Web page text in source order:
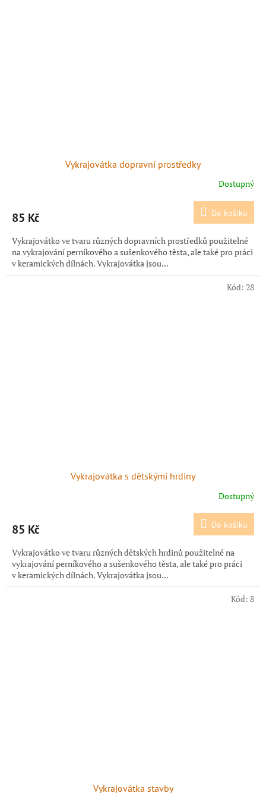
Vykrajovátka dopravní prostředky
Dostupný
85 Kč Do košíku
Vykrajovátko ve tvaru různých dopravních prostředků použitelné
na vykrajování perníkového a sušenkového těsta, ale také pro práci
v keramických dílnách. Vykrajovátka jsou...
Vykrajovátka s dětskými hrdiny
Dostupný
85 Kč Do košíku
Vykrajovátko ve tvaru různých dětských hrdinů použitelné na
vykrajování perníkového a sušenkového těsta, ale také pro práci
v keramických dílnách. Vykrajovátka jsou...
Kód: 28
Vykrajovátka stavby
Kód: 8